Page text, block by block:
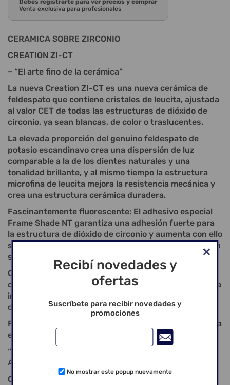
Debes registrarte para ver precios y comprar
Venta exclusiva para profesionales
CERAMICA SOBRE ZIRCONIO
CREATION ZI-CT
– “El arte fino de la cerámica”
La nueva Creation ZI-CT es una nueva cerámica de
feldespato que contiene cristales de leucita, ajustada
al valor CET de todas las estructuras de dióxido de
circonio, ya sean blancas, de color o traslucentes.
La elevada proporción del genuino feldespato de
potasio escandinavo crea una dispersión de luz
comparable a la de los dientes naturales y una
tonalidad brillante, y al mismo tiempo la estructura
microfina de leucita mejora la resistencia mecánica y
crea una estructura cerámica duradera.
Fascinantemente fluorescente: El adhesivo especial
Frame Shade NT garantiza una adhesión fuerte para
la estructura de dióxido de circonio y aumenta con ello
su fluorescencia - para una excelente fuerza de unión
sin tensiones.
Con Creation ZI-CT estructurada en módulos se
consiguen restauraciones en dióxido de titanio de una
impresionante estética y estabilidad de forma y una
dinámica y reflexión de luz brillante.
Fusión a alta temperatura, excelente estética, elevada
estabilidad: Creation ZI-CT.
“Discretamente bella - una verdadera Creation!”
Andreas Nolte, Técnico Dental
CARACTERÍSTICAS ESPECIALES DE CREATION ZI-CT:
Recibí novedades y
ofertas
Suscríbete para recibir novedades y
promociones
No mostrar este popup nuevamente